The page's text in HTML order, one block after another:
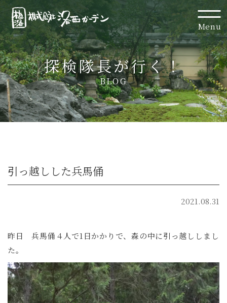
Menu
探検隊長が行く！
BLOG
引っ越しした兵馬俑
2021.08.31
昨日 兵馬俑４人で1日かかりで、森の中に引っ越ししまし
た。